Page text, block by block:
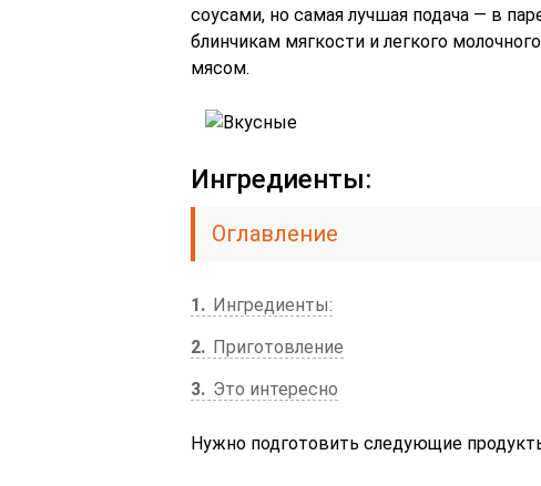
соусами, но самая лучшая подача — в
блинчикам мягкости и легкого
мясом.
Ингредиенты:
Оглавление
1
Ингредиенты:
2
Приготовление
3
Это интересно
Нужно подготовить следующие